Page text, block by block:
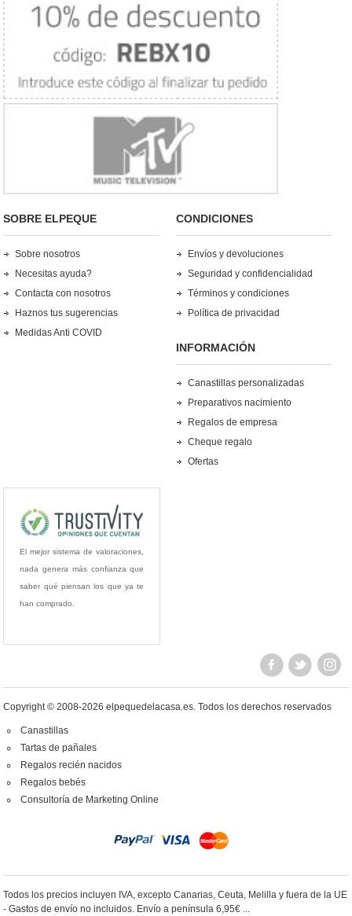
SOBRE ELPEQUE
Sobre nosotros
Necesitas ayuda?
Contacta con nosotros
Haznos tus sugerencias
Medidas Anti COVID
CONDICIONES
Envíos y devoluciones
Seguridad y confidencialidad
Términos y condiciones
Política de privacidad
INFORMACIÓN
Canastillas personalizadas
Preparativos nacimiento
Regalos de empresa
Cheque regalo
Ofertas
El mejor sistema de valoraciones,
nada genera más confianza que
saber qué piensan los que ya te
han comprado.
Copyright © 2008-2026 elpequedelacasa.es.Todos los derechos reservados
Canastillas
Tartas de pañales
Regalos recién nacidos
Regalos bebés
Consultoría de Marketing Online
Todos los precios incluyen IVA, excepto Canarias, Ceuta, Melilla y fuera de la UE
- Gastos de envío no incluidos. Envío a península 6,95€ ...